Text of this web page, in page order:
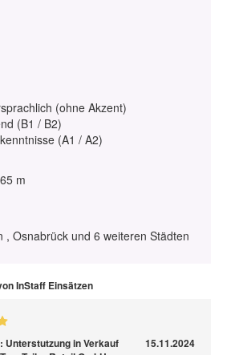
(ohne Akzent)
(B1 / B2)
(A1 / A2)
m
, Osnabrück und 6 weiteren Städten
InStaff Einsätzen
Unterstutzung in Verkauf
15.11.2024